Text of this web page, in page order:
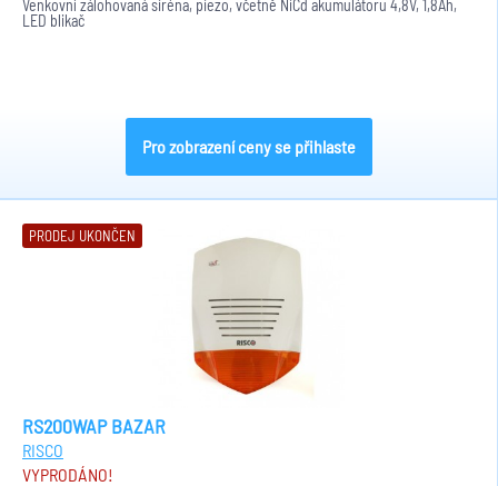
Venkovní zálohovaná siréna, piezo, včetně NiCd akumulátoru 4,8V, 1,8Ah,
LED blikač
Pro zobrazení ceny se přihlaste
PRODEJ UKONČEN
RS200WAP BAZAR
RISCO
VYPRODÁNO!